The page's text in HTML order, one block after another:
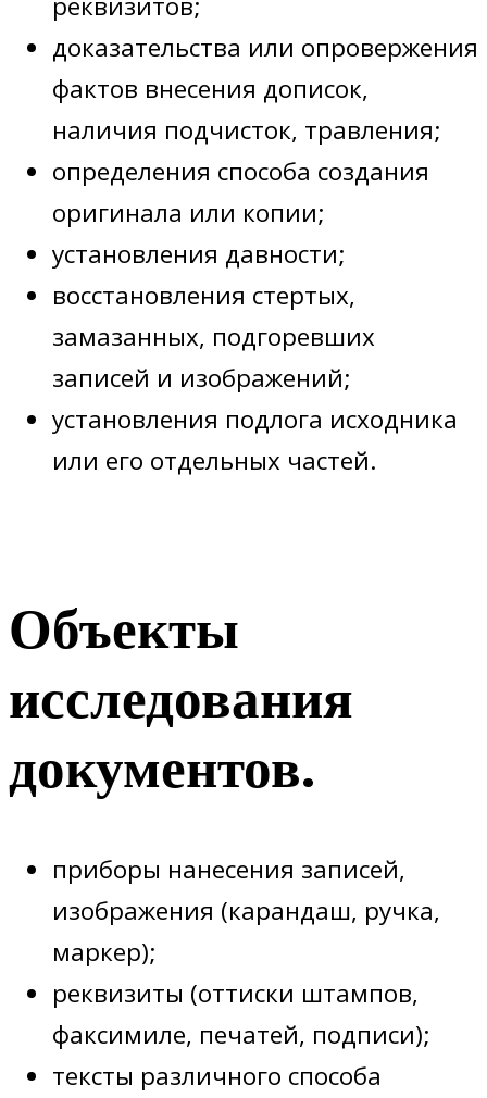
доказательства или опровержения
фактов внесения дописок,
наличия подчисток, травления;
определения способа создания
оригинала или копии;
установления давности;
восстановления стертых,
замазанных, подгоревших
записей и изображений;
установления подлога исходника
или его отдельных частей.
Объекты
исследования
документов.
приборы нанесения записей,
изображения (карандаш, ручка,
маркер);
реквизиты (оттиски штампов,
факсимиле, печатей, подписи);
тексты различного способа